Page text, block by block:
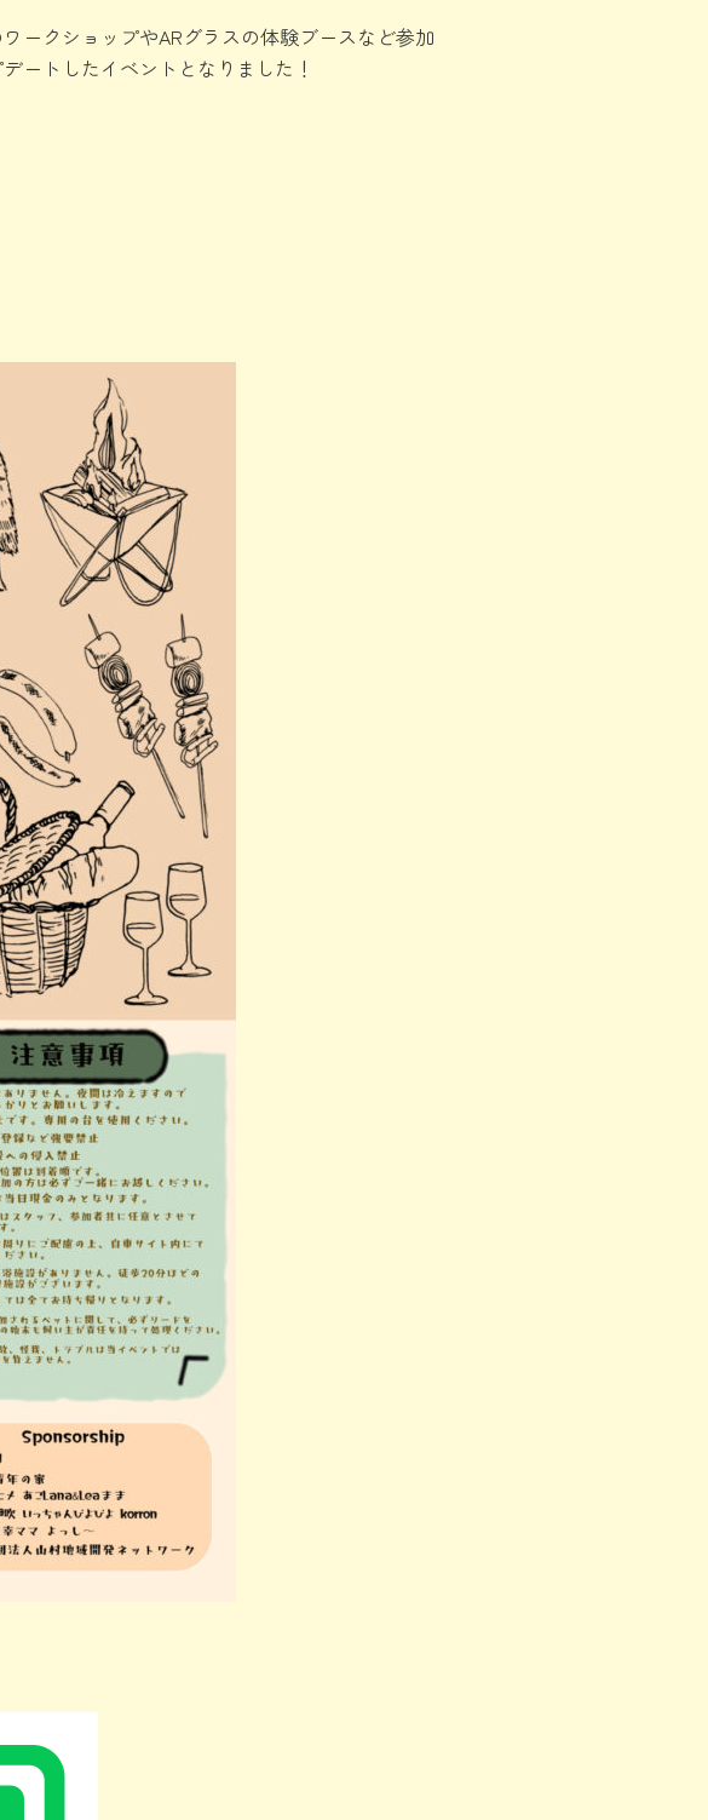
ークショップやARグラスの体験ブースなど参加
ートしたイベントとなりました！